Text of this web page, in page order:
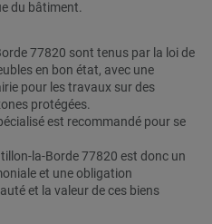
du bâtiment.
77820 sont tenus par la loi de
en bon état, avec une
pour les travaux sur des
protégées.
est recommandé pour se
la-Borde 77820 est donc un
et une obligation
et la valeur de ces biens